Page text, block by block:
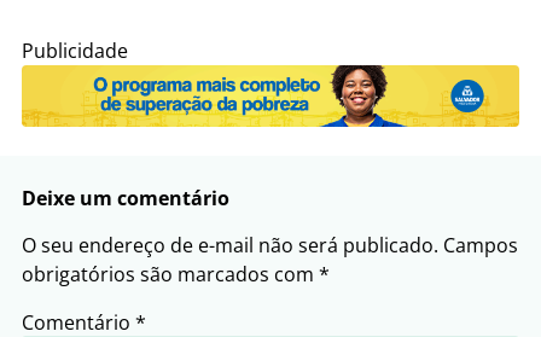
Publicidade
Deixe um comentário
O seu endereço de e-mail não será publicado. Campos
obrigatórios são marcados com *
Comentário *